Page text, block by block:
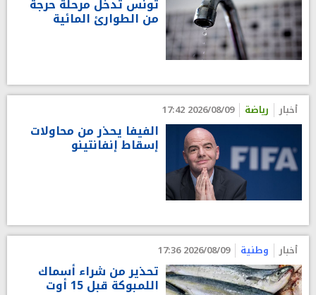
تونس تدخل مرحلة حرجة
من الطوارئ المائية
أخبار رياضة 2026/08/09 17:42
الفيفا يحذر من محاولات
إسقاط إنفانتينو
أخبار وطنية 2026/08/09 17:36
تحذير من شراء أسماك
اللمبوكة قبل 15 أوت